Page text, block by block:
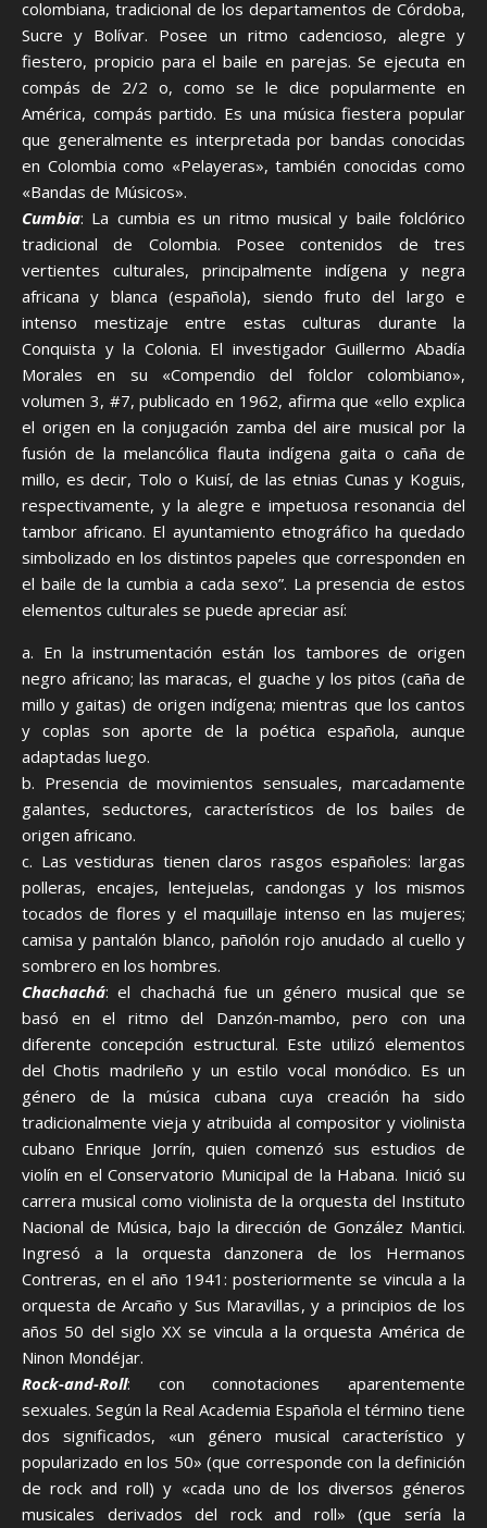
colombiana, tradicional de los departamentos de Córdoba,
Sucre y Bolívar. Posee un ritmo cadencioso, alegre y
fiestero, propicio para el baile en parejas. Se ejecuta en
compás de 2/2 o, como se le dice popularmente en
América, compás partido. Es una música fiestera popular
que generalmente es interpretada por bandas conocidas
en Colombia como «Pelayeras», también conocidas como
«Bandas de Músicos».
Cumbia: La cumbia es un ritmo musical y baile folclórico
tradicional de Colombia. Posee contenidos de tres
vertientes culturales, principalmente indígena y negra
africana y blanca (española), siendo fruto del largo e
intenso mestizaje entre estas culturas durante la
Conquista y la Colonia. El investigador Guillermo Abadía
Morales en su «Compendio del folclor colombiano»,
volumen 3, #7, publicado en 1962, afirma que «ello explica
el origen en la conjugación zamba del aire musical por la
fusión de la melancólica flauta indígena gaita o caña de
millo, es decir, Tolo o Kuisí, de las etnias Cunas y Koguis,
respectivamente, y la alegre e impetuosa resonancia del
tambor africano. El ayuntamiento etnográfico ha quedado
simbolizado en los distintos papeles que corresponden en
el baile de la cumbia a cada sexo”. La presencia de estos
elementos culturales se puede apreciar así:
a. En la instrumentación están los tambores de origen
negro africano; las maracas, el guache y los pitos (caña de
millo y gaitas) de origen indígena; mientras que los cantos
y coplas son aporte de la poética española, aunque
adaptadas luego.
b. Presencia de movimientos sensuales, marcadamente
galantes, seductores, característicos de los bailes de
origen africano.
c. Las vestiduras tienen claros rasgos españoles: largas
polleras, encajes, lentejuelas, candongas y los mismos
tocados de flores y el maquillaje intenso en las mujeres;
camisa y pantalón blanco, pañolón rojo anudado al cuello y
sombrero en los hombres.
Chachachá: el chachachá fue un género musical que se
basó en el ritmo del Danzón-mambo, pero con una
diferente concepción estructural. Este utilizó elementos
del Chotis madrileño y un estilo vocal monódico. Es un
género de la música cubana cuya creación ha sido
tradicionalmente vieja y atribuida al compositor y violinista
cubano Enrique Jorrín, quien comenzó sus estudios de
violín en el Conservatorio Municipal de la Habana. Inició su
carrera musical como violinista de la orquesta del Instituto
Nacional de Música, bajo la dirección de González Mantici.
Ingresó a la orquesta danzonera de los Hermanos
Contreras, en el año 1941: posteriormente se vincula a la
orquesta de Arcaño y Sus Maravillas, y a principios de los
años 50 del siglo XX se vincula a la orquesta América de
Ninon Mondéjar.
Rock-and-Roll: con connotaciones aparentemente
sexuales. Según la Real Academia Española el término tiene
dos significados, «un género musical característico y
popularizado en los 50» (que corresponde con la definición
de rock and roll) y «cada uno de los diversos géneros
musicales derivados del rock and roll» (que sería la